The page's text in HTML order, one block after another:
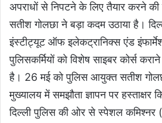
अपराधों से निपटने के लिए तैयार करने
सतीश गोलछा ने बड़ा कदम उठाया है।
इंस्टीट्यूट ऑफ इलेकट्रानिक्स एंड
पुलिसकर्मियों को विशेष साइबर कोर्स
है। 26 मई को पुलिस आयुक्त सतीश
मुख्यालय में समझौता ज्ञापन पर हस्ताक्षर
दिल्ली पुलिस की ओर से स्पेशल कमिश्नर